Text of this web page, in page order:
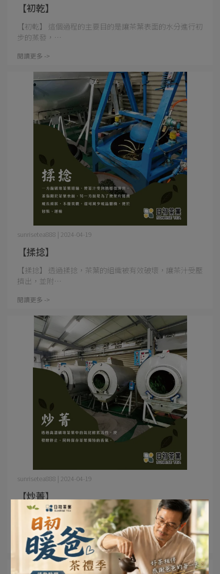
【初乾】
【初乾】 這個過程的主要目的是讓茶葉表面的水分進行初
步的蒸發，⋯
閱讀更多 ->
【揉捻】
sunrisetea888 | 2024-04-19
【揉捻】 透過揉捻，茶葉的組織被有效破壞，讓茶汁受壓
擠出，並附⋯
閱讀更多 ->
【炒菁】
sunrisetea888 | 2024-04-19
【炒菁】 「殺菁」是製茶過程中至關重要的一步，主要終
止茶葉的發⋯
閱讀更多 ->